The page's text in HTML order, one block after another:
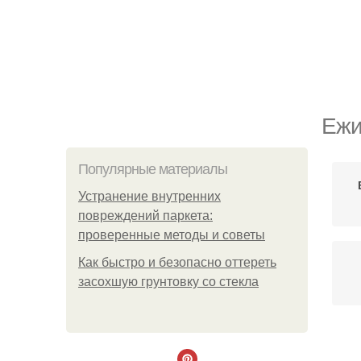
Популярные материалы
Устранение внутренних
повреждений паркета:
проверенные методы и советы
Как быстро и безопасно оттереть
засохшую грунтовку со стекла